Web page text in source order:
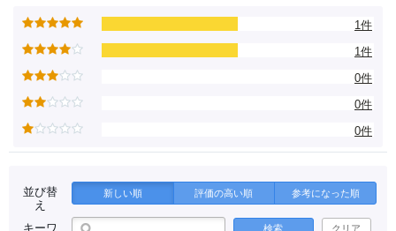
1件
1件
0件
0件
0件
並び替
え
新しい順 評価の高い順 参考になった順
キーワ
検索 クリア